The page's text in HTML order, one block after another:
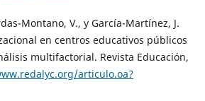
Montano, V., y García-Martínez, J.
en centros educativos públicos
multifactorial. Revista Educación,
articulo.oa?